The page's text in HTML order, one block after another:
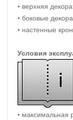
• верхняя
• боковые
• настенные
Условия
• максимальная